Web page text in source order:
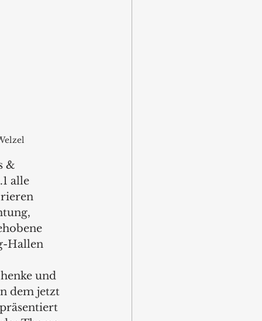
&
alle
Hallen
und
dem jetzt